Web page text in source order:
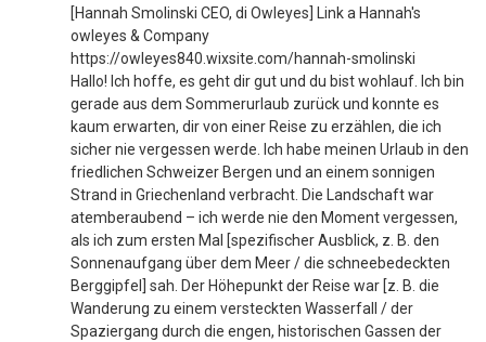
[Hannah Smolinski CEO, di Owleyes] Link a Hannah's
owleyes & Company
https://owleyes840.wixsite.com/hannah-smolinski
Hallo! Ich hoffe, es geht dir gut und du bist wohlauf. Ich bin
gerade aus dem Sommerurlaub zurück und konnte es
kaum erwarten, dir von einer Reise zu erzählen, die ich
sicher nie vergessen werde. Ich habe meinen Urlaub in den
friedlichen Schweizer Bergen und an einem sonnigen
Strand in Griechenland verbracht. Die Landschaft war
atemberaubend – ich werde nie den Moment vergessen,
als ich zum ersten Mal [spezifischer Ausblick, z. B. den
Sonnenaufgang über dem Meer / die schneebedeckten
Berggipfel] sah. Der Höhepunkt der Reise war [z. B. die
Wanderung zu einem versteckten Wasserfall / der
Spaziergang durch die engen, historischen Gassen der